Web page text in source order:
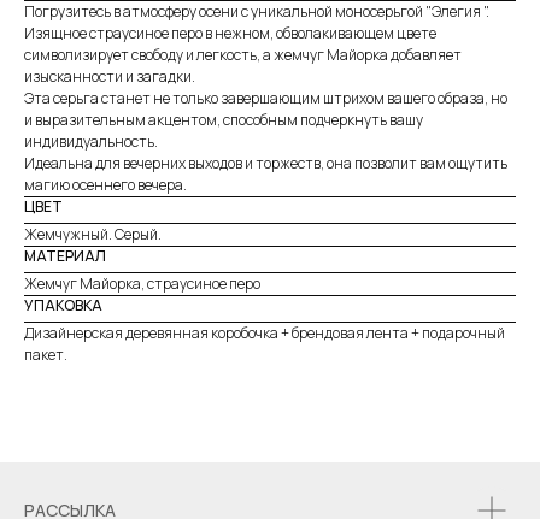
Погрузитесь в атмосферу осени с уникальной моносерьгой "Элегия ".
Изящное страусиное перо в нежном, обволакивающем цвете
символизирует свободу и легкость, а жемчуг Майорка добавляет
изысканности и загадки.
Эта серьга станет не только завершающим штрихом вашего образа, но
и выразительным акцентом, способным подчеркнуть вашу
индивидуальность.
Идеальна для вечерних выходов и торжеств, она позволит вам ощутить
магию осеннего вечера.
ЦВЕТ
Жемчужный. Серый.
МАТЕРИАЛ
Жемчуг Майорка, страусиное перо
УПАКОВКА
Дизайнерская деревянная коробочка + брендовая лента + подарочный
пакет.
РАССЫЛКА